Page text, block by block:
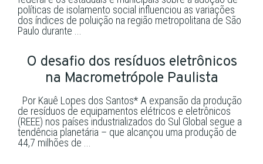
políticas de isolamento social influenciou as variações
dos índices de poluição na região metropolitana de São
Paulo durante ...
O desafio dos resíduos eletrônicos
na Macrometrópole Paulista
Por Kauê Lopes dos Santos* A expansão da produção
de resíduos de equipamentos elétricos e eletrônicos
(REEE) nos países industrializados do Sul Global segue a
tendência planetária – que alcançou uma produção de
44,7 milhões de ...